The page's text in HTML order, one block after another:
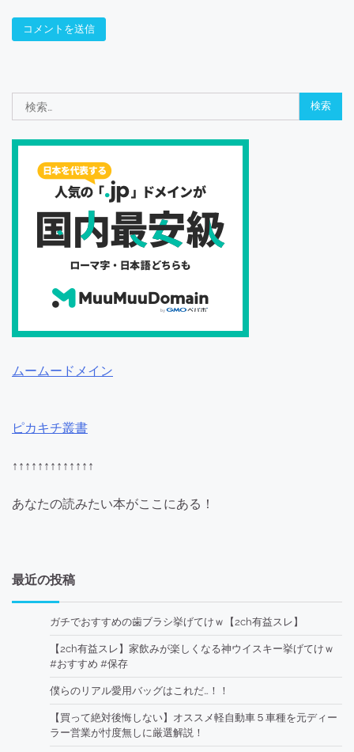
索:
ムームードメイン
ピカキチ叢書
↑↑↑↑↑↑↑↑↑↑↑↑↑
あなたの読みたい本がここにある！
最近の投稿
ガチでおすすめの歯ブラシ挙げてけｗ【2ch有益スレ】
【2ch有益スレ】家飲みが楽しくなる神ウイスキー挙げてけｗ
#おすすめ #保存
僕らのリアル愛用バッグはこれだ…！！
【買って絶対後悔しない】オススメ軽自動車５車種を元ディー
ラー営業が忖度無しに厳選解説！